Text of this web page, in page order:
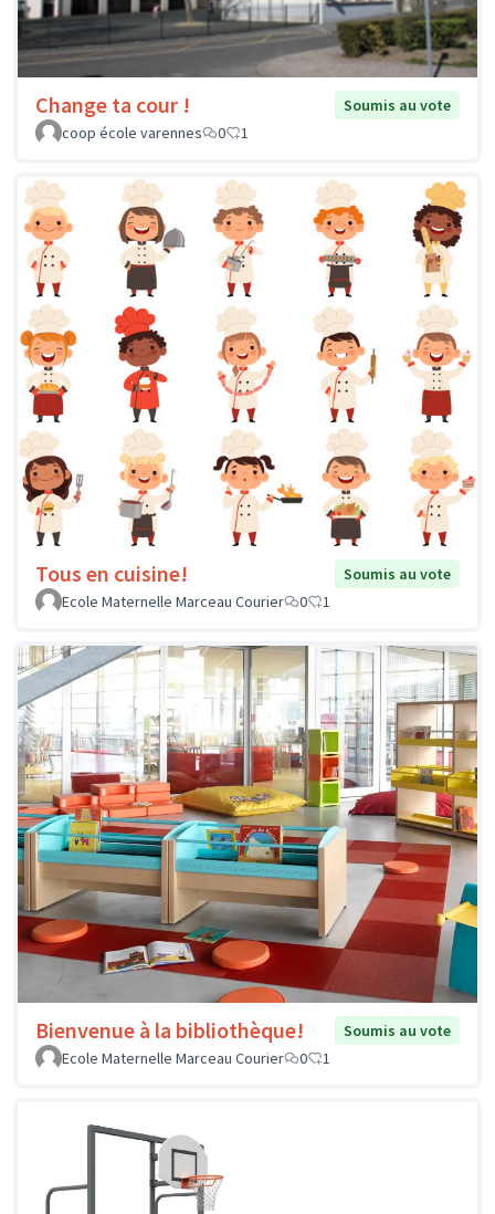
Change ta cour !
Soumis au vote
coop école varennes
0 1
Tous en cuisine!
Soumis au vote
Ecole Maternelle Marceau Courier
0 1
Bienvenue à la bibliothèque!
Soumis au vote
Ecole Maternelle Marceau Courier
0 1